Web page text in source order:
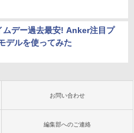
デー過去最安! Anker注目プ
デルを使ってみた
お問い合わせ
編集部へのご連絡